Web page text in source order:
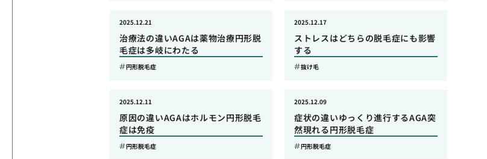
治療法の違いAGAは薬物治療円形脱
毛症は多岐にわたる
2025.12.21
円形脱毛症
ストレスはどちらの脱毛症にも影響
する
2025.12.17
抜け毛
原因の違いAGAはホルモン円形脱毛
症は免疫
2025.12.11
円形脱毛症
症状の違いゆっくり進行するAGA突
然現れる円形脱毛症
2025.12.09
円形脱毛症